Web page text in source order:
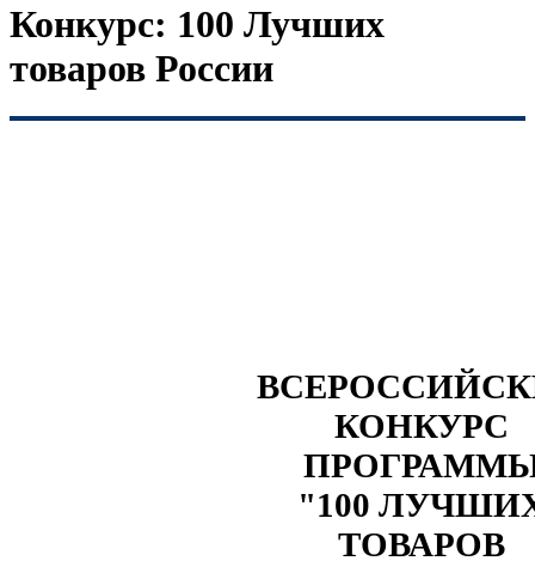
Конкурс: 100 Лучших
товаров России
КОНКУРС
"100
ТОВАРОВ